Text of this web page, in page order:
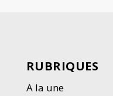
RUBRIQUES
A la une